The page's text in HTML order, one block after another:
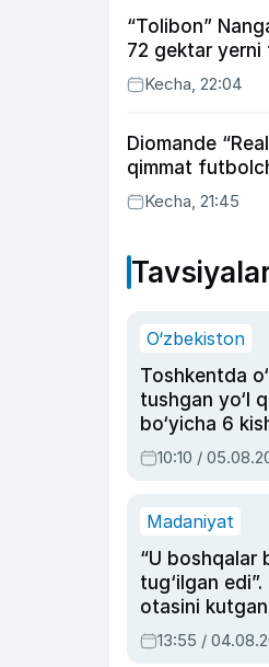
“Tolibon”
72 gektar
Kecha, 22:04
Diomande
qimmat
Kecha, 21:45
O‘zbekiston
Toshkentda
tushgan yo‘l
bo‘yicha 6
hukmi o‘qildi
10:10 /
Madaniyat
“U boshqalar
tug‘ilgan edi”.
otasini
dublyaj ustasi
Ahmedovaning
13:55 /